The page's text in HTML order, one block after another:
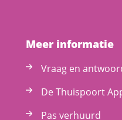
Meer informatie
Vraag en
De Thuispoort
Pas verhuurd